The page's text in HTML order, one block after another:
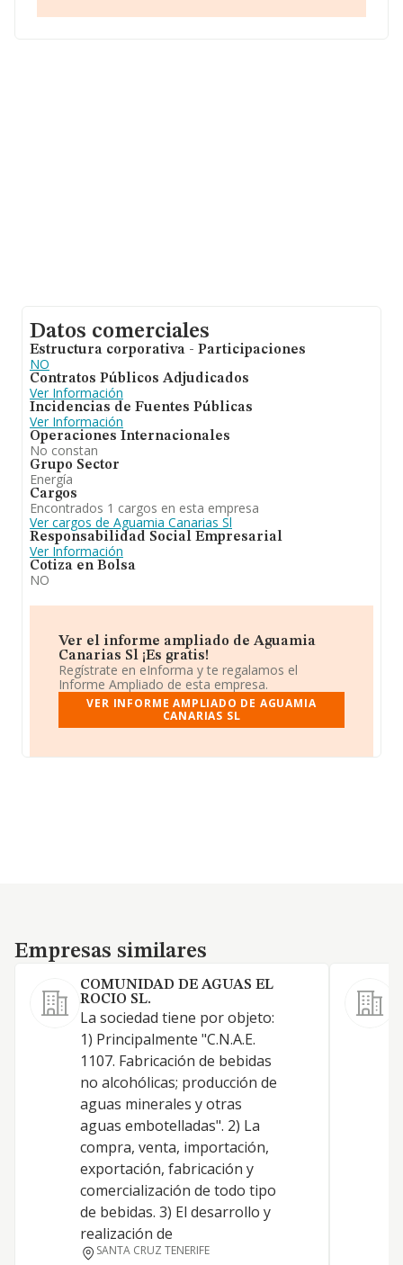
Con los datos a disposición de INFORMA sobre 2.104
Datos comerciales
Estructura corporativa - Participaciones
NO
Contratos Públicos Adjudicados
Ver Información
Incidencias de Fuentes Públicas
Ver Información
Operaciones Internacionales
No constan
Grupo Sector
Energía
Cargos
Encontrados 1 cargos en esta empresa
Ver cargos de Aguamia Canarias Sl
Responsabilidad Social Empresarial
Ver Información
Cotiza en Bolsa
NO
Ver el informe ampliado de Aguamia
Canarias Sl ¡Es gratis!
Regístrate en eInforma y te regalamos el
Informe Ampliado de esta empresa.
VER INFORME AMPLIADO DE AGUAMIA
CANARIAS SL
Empresas similares
Empresas similares
COMUNIDAD DE AGUAS EL
ROCIO SL.
La sociedad tiene por objeto:
1) Principalmente "C.N.A.E.
1107. Fabricación de bebidas
no alcohólicas; producción de
aguas minerales y otras
aguas embotelladas". 2) La
compra, venta, importación,
exportación, fabricación y
comercialización de todo tipo
de bebidas. 3) El desarrollo y
realización de
SANTA CRUZ TENERIFE